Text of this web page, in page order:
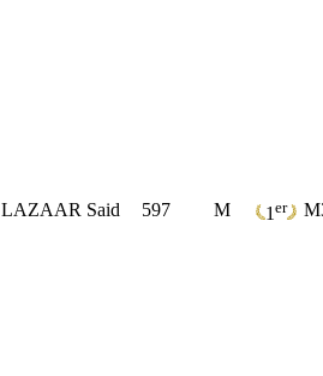
LAZAAR Said 597 M 1 er